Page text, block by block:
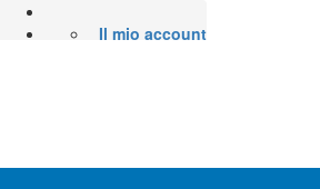
Il mio account